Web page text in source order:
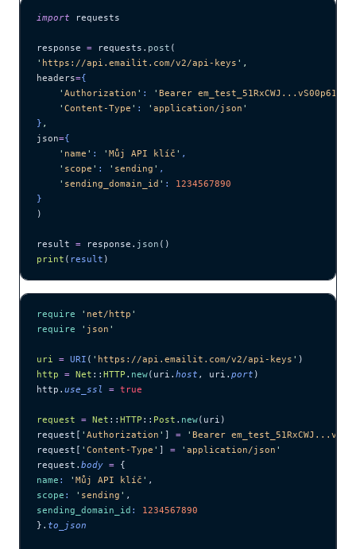
import requests
response = requests. post (
' https://api.emailit.com/v2/api-keys ' ,
headers={
    '
Authorization ' : ' Bearer
    '
Content-Type ' : ' application/json '
} ,
json={
    '
name ' : ' Můj API klíč ' ,
    '
scope ' : ' sending ' ,
    '
sending_domain_id ' : 1234567890
}
)
result = response. json ()
print ( result )
require ' net/http '
require ' json '
uri = URI ( ' https://api.emailit.com/v2/api-keys ' )
http = Net :: HTTP . new(uri. host , uri. port )
http. use_ssl = true
request = Net :: HTTP :: Post . new(uri)
request[ ' Authorization ' ] = ' Bearer
request[ ' Content-Type ' ] = ' application/json '
request. body = {
name : ' Můj API klíč ' ,
scope : ' sending ' ,
sending_domain_id :
1234567890
}. to_json